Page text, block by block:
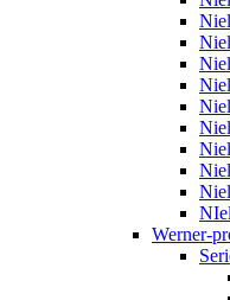
Werner-